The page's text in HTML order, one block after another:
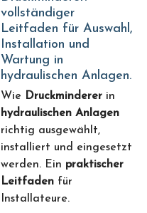
vollständiger
Leitfaden für Auswahl,
Installation und
Wartung in
hydraulischen Anlagen.
Wie Druckminderer in
hydraulischen Anlagen
richtig ausgewählt,
installiert und eingesetzt
werden. Ein praktischer
Leitfaden für
Installateure.